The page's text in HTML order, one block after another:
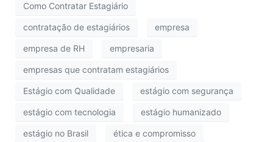
Como Contratar Estagiário
contratação de estagiários empresa
empresa de RH empresaria
empresas que contratam estagiários
Estágio com Qualidade estágio com segurança
estágio com tecnologia estágio humanizado
estágio no Brasil ética e compromisso